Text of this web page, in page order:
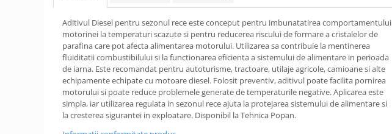
1.6.8. Echipamente & aparate de
masurare/testare
1.6.5. Întrerupătoare
1.6.6 Priza & Stechere
Aditivul Diesel pentru sezonul rece este conceput pentru imbunatatirea comportamentului
motorinei la temperaturi scazute si pentru reducerea riscului de formare a cristalelor de
parafina care pot afecta alimentarea motorului. Utilizarea sa contribuie la mentinerea
fluiditatii combustibilului si la functionarea eficienta a sistemului de alimentare in perioada
de iarna. Este recomandat pentru autoturisme, tractoare, utilaje agricole, camioane si alte
echipamente echipate cu motoare diesel. Folosit preventiv, aditivul poate facilita pornirea
motorului si poate reduce problemele generate de temperaturile negative. Aplicarea este
simpla, iar utilizarea regulata in sezonul rece ajuta la protejarea sistemului de alimentare si
la cresterea sigurantei in exploatare. Disponibil la Tehnica Popan.